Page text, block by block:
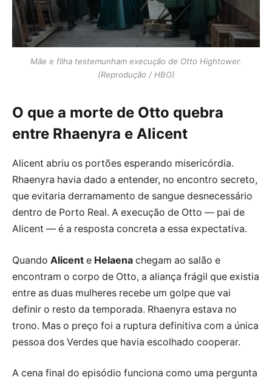
Mãe e filha testemunham execução de Otto Hightower.
(Reprodução / HBO)
O que a morte de Otto quebra
entre Rhaenyra e Alicent
Alicent abriu os portões esperando misericórdia.
Rhaenyra havia dado a entender, no encontro secreto,
que evitaria derramamento de sangue desnecessário
dentro de Porto Real. A execução de Otto — pai de
Alicent — é a resposta concreta a essa expectativa.
Quando Alicent e Helaena chegam ao salão e
encontram o corpo de Otto, a aliança frágil que existia
entre as duas mulheres recebe um golpe que vai
definir o resto da temporada. Rhaenyra estava no
trono. Mas o preço foi a ruptura definitiva com a única
pessoa dos Verdes que havia escolhado cooperar.
A cena final do episódio funciona como uma pergunta